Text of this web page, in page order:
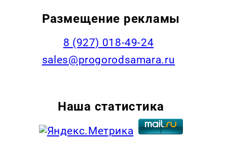
Размещение рекламы
8 (927) 018-49-24
sales@progorodsamara.ru
Наша статистика